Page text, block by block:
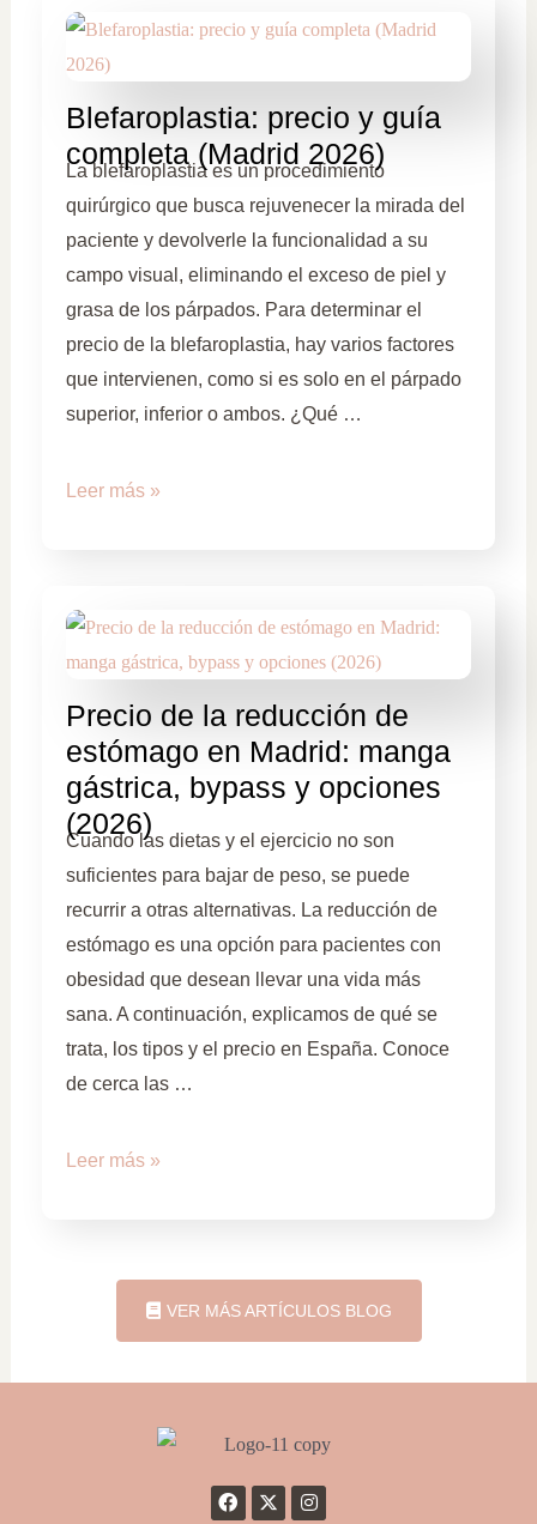
Blefaroplastia: precio y guía
completa (Madrid 2026)
La blefaroplastia es un procedimiento
quirúrgico que busca rejuvenecer la mirada del
paciente y devolverle la funcionalidad a su
campo visual, eliminando el exceso de piel y
grasa de los párpados. Para determinar el
precio de la blefaroplastia, hay varios factores
que intervienen, como si es solo en el párpado
superior, inferior o ambos. ¿Qué …
Leer más »
Precio de la reducción de
estómago en Madrid: manga
gástrica, bypass y opciones
(2026)
Cuando las dietas y el ejercicio no son
suficientes para bajar de peso, se puede
recurrir a otras alternativas. La reducción de
estómago es una opción para pacientes con
obesidad que desean llevar una vida más
sana. A continuación, explicamos de qué se
trata, los tipos y el precio en España. Conoce
de cerca las …
Leer más »
VER MÁS ARTÍCULOS BLOG